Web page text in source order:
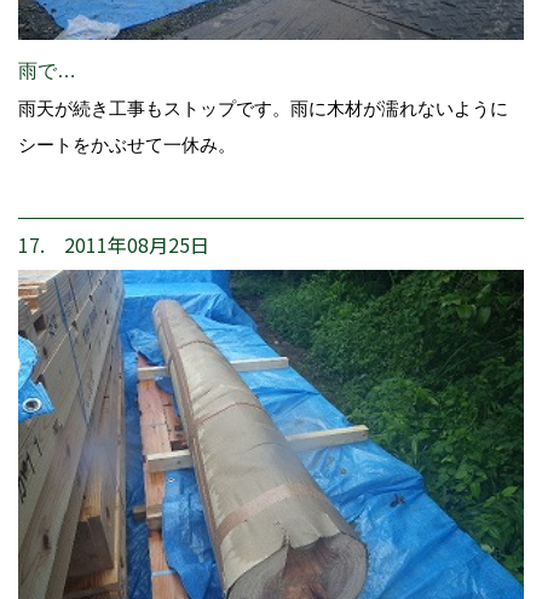
雨で…
雨天が続き工事もストップです。雨に木材が濡れないように
シートをかぶせて一休み。
17. 2011年08月25日